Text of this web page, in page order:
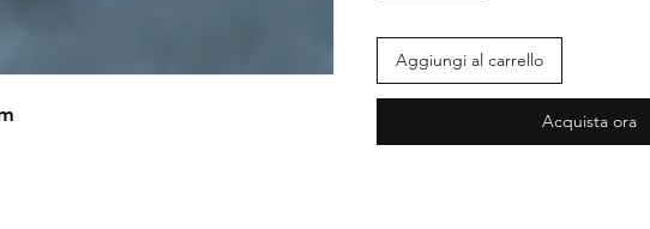
Aggiungi al carrello
Acquista ora